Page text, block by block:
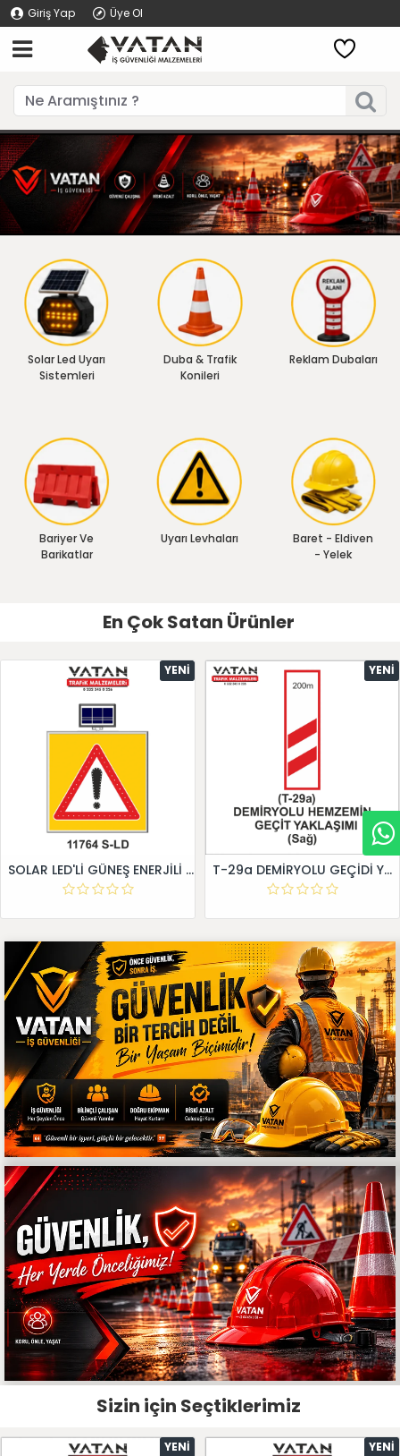
Giriş Yap Üye Ol
Solar Led Uyarı
Sistemleri
Duba & Trafik
Konileri
Reklam Dubaları
Bariyer Ve
Barikatlar
Uyarı Levhaları
Baret - Eldiven
- Yelek
En Çok Satan Ürünler
YENI
SOLAR LED'Lİ GÜNEŞ ENERJİLİ LEVHA
YENI
T-29a DEMİRYOLU GEÇİDİ YAKLAŞIM LEVHALARI (Sağ)
Sizin için Seçtiklerimiz
YENI YENI